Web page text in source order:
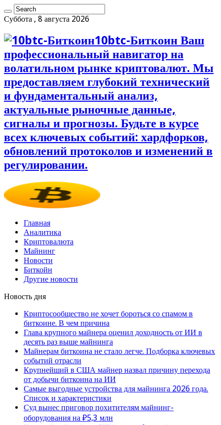
Суббота , 8 августа 2026
10btc-Биткоин Ваш
профессиональный навигатор на
волатильном рынке криптовалют. Мы
предоставляем глубокий технический
и фундаментальный анализ,
актуальные рыночные данные,
сигналы и прогнозы. Будьте в курсе
всех ключевых событий: хардфорков,
обновлений протоколов и изменений в
регулировании.
Главная
Аналитика
Криптовалюта
Майнинг
Новости
Биткойн
Другие новости
Новость дня
Криптосообщество не хочет бороться со спамом в
биткоине. В чем причина
Глава крупного майнера оценил доходность от ИИ в
десять раз выше майнинга
Майнерам биткоина не стало легче. Подборка ключевых
событий отрасли
Крупнейший в США майнер назвал причину перехода
от добычи биткоина на ИИ
Самые выгодные устройства для майнинга 2026 года.
Список и характеристики
Суд вынес приговор похитителям майнинг-
оборудования на ₽5,3 млн